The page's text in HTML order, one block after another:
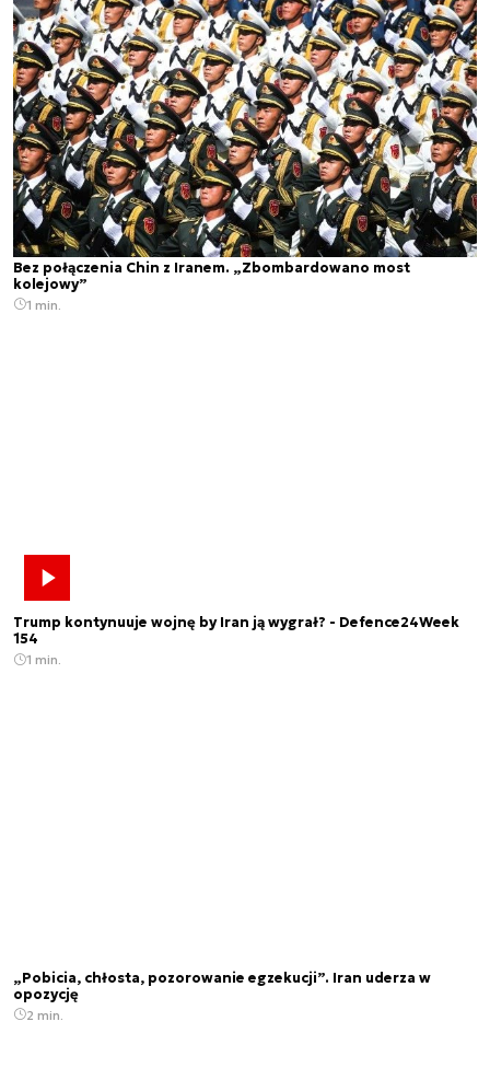
Bez połączenia Chin z Iranem. „Zbombardowano most
kolejowy”
1 min.
Trump kontynuuje wojnę by Iran ją wygrał? - Defence24Week
154
1 min.
„Pobicia, chłosta, pozorowanie egzekucji”. Iran uderza w
opozycję
2 min.